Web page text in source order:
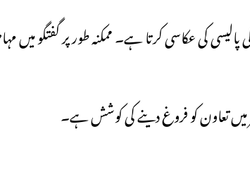
کی عکاسی کرتا ہے۔ ممکنہ طور پر گفتگو میں
میں تعاون کو فروغ دینے کی کوشش ہے۔